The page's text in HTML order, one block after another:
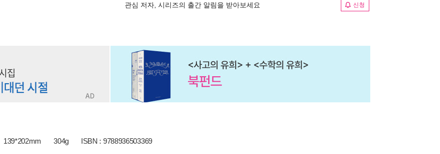
관심 저자, 시리즈의 출간 알림을 받아보세요 신청
139*202mm 304g ISBN : 9788936503369